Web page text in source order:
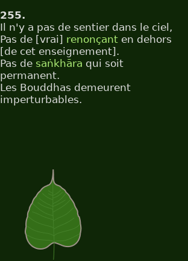
255.
Il n'y a pas de sentier dans le ciel,
Pas de [vrai] renonçant en dehors
[de cet enseignement].
Pas de saṅkhāra qui soit
permanent.
Les Bouddhas demeurent
imperturbables.